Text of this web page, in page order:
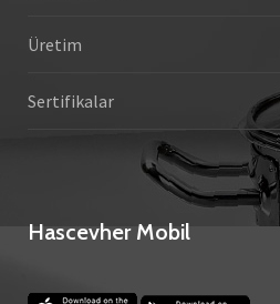
Üretim
Sertifikalar
Hascevher Mobil